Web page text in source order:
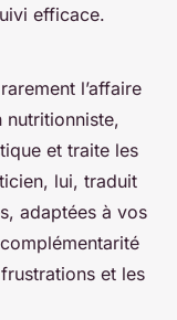
efficace.
l’affaire
nutritionniste,
et traite les
lui, traduit
adaptées à vos
et les